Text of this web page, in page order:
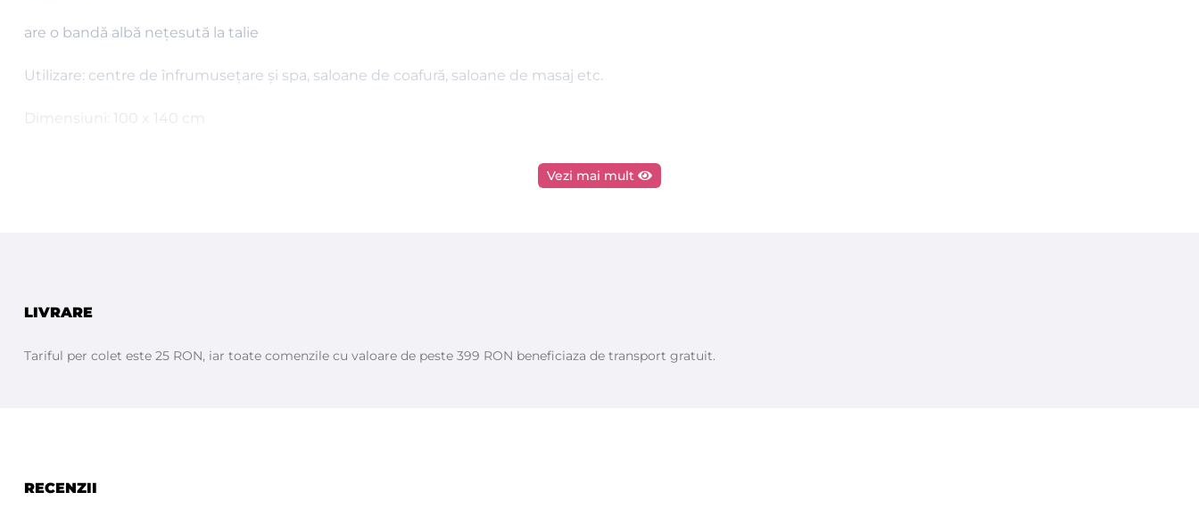
are o bandă albă nețesută la talie
Utilizare: centre de înfrumusețare și spa, saloane de coafură, saloane de masaj etc.
Dimensiuni: 100 x 140 cm
Vezi mai mult
LIVRARE
Tariful per colet este 25 RON, iar toate comenzile cu valoare de peste 399 RON beneficiaza de transport gratuit.
RECENZII